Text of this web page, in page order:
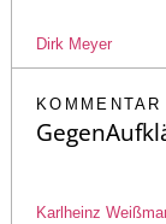
Dirk Meyer
KOMMENTAR
Karlheinz